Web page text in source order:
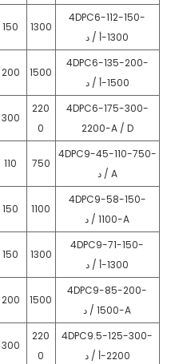
4DPC6-112-150-
1300-أ / د
1300
150
4DPC6-135-200-
1500-أ / د
1500
200
4DPC6-175-300-
2200-A / D
220
0
300
4DPC9-45-110-750-
A / د
750
110
4DPC9-58-150-
1100-A / د
1100
150
4DPC9-71-150-
1300-أ / د
1300
150
4DPC9-85-200-
1500-A / د
1500
200
4DPC9.5-125-300-
2200-أ / د
220
0
300